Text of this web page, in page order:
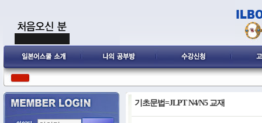
기초문법=JLPT N4/N5 교재